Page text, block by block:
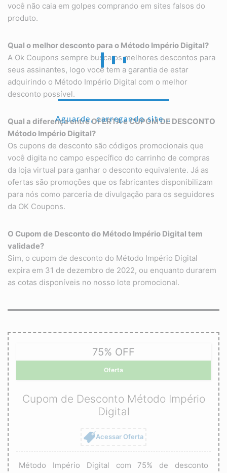
Aguarde, carregando site...
você não caia em golpes comprando em sites falsos do
produto.
Qual o melhor desconto para o Método Império Digital?
A Ok Coupons sempre busca os melhores descontos para
seus assinantes, logo você tem a garantia de estar
adquirindo o Método Império Digital com o melhor
desconto possível.
Qual a diferença entre OFERTA e CUPOM DE DESCONTO
Método Império Digital?
Os cupons de desconto são códigos promocionais que
você digita no campo específico do carrinho de compras
da loja virtual para ganhar o desconto equivalente. Já as
ofertas são promoções que os fabricantes disponibilizam
para nós como parceria de divulgação para os seguidores
da OK Coupons.
O Cupom de Desconto do Método Império Digital tem
validade?
Sim, o cupom de desconto do Método Império Digital
expira em 31 de dezembro de 2022, ou enquanto durarem
as cotas disponíveis no nosso lote promocional.
75% OFF
Oferta
Cupom de Desconto Método Império
Digital
Acessar Oferta
Método Império Digital com 75% de desconto